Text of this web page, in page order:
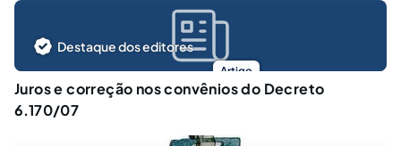
Artigo
Destaque dos editores
Juros e correção nos convênios do Decreto
6.170/07